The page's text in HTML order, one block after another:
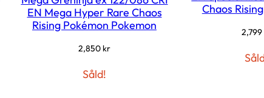
EN Mega Hyper Rare Chaos
Rising Pokémon Pokemon
2,850 kr
Såld!
Chaos
2,799